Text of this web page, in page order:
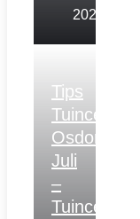
2025
Tips
Tuincentrum
Osdorp
Juli
–
Tuincentrum